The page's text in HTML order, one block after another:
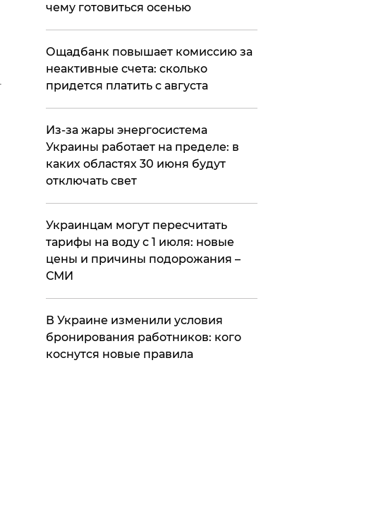
чему готовиться осенью
​Ощадбанк повышает комиссию за
неактивные счета: сколько
придется платить с августа
Из-за жары энергосистема
Украины работает на пределе: в
каких областях 30 июня будут
отключать свет
Украинцам могут пересчитать
тарифы на воду с 1 июля: новые
цены и причины подорожания –
СМИ
В Украине изменили условия
бронирования работников: кого
коснутся новые правила